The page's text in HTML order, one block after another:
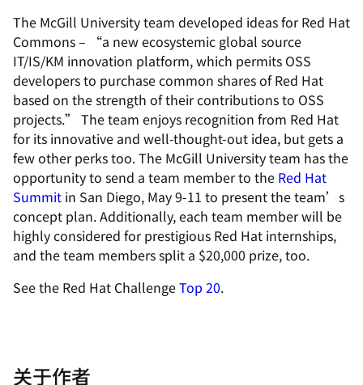
The McGill University team developed ideas for Red Hat
Commons – “a new ecosystemic global source
IT/IS/KM innovation platform, which permits OSS
developers to purchase common shares of Red Hat
based on the strength of their contributions to OSS
projects.” The team enjoys recognition from Red Hat
for its innovative and well-thought-out idea, but gets a
few other perks too. The McGill University team has the
opportunity to send a team member to the Red Hat
Summit in San Diego, May 9-11 to present the team’s
concept plan. Additionally, each team member will be
highly considered for prestigious Red Hat internships,
and the team members split a $20,000 prize, too.
See the Red Hat ChallengeTop 20.
关于作者